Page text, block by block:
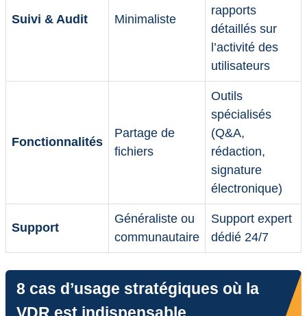
Suivi & Audit Minimaliste
rapports
détaillés sur
l’activité des
utilisateurs
Fonctionnalités
Partage de
fichiers
Outils
spécialisés
(Q&A,
rédaction,
signature
électronique)
Support
Généraliste ou
communautaire
Support expert
dédié 24/7
8 cas d’usage stratégiques où la
VDR est indispensable